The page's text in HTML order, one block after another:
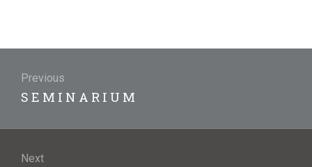
wpisu
Previous
Previous
S E M I N A R I U M
Next